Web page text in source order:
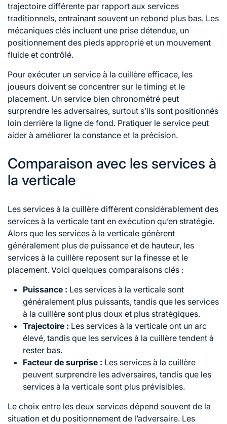
trajectoire différente par rapport aux services
traditionnels, entraînant souvent un rebond plus bas. Les
mécaniques clés incluent une prise détendue, un
positionnement des pieds approprié et un mouvement
fluide et contrôlé.
Pour exécuter un service à la cuillère efficace, les
joueurs doivent se concentrer sur le timing et le
placement. Un service bien chronométré peut
surprendre les adversaires, surtout s’ils sont positionnés
loin derrière la ligne de fond. Pratiquer le service peut
aider à améliorer la constance et la précision.
Comparaison avec les services à
la verticale
Les services à la cuillère diffèrent considérablement des
services à la verticale tant en exécution qu’en stratégie.
Alors que les services à la verticale génèrent
généralement plus de puissance et de hauteur, les
services à la cuillère reposent sur la finesse et le
placement. Voici quelques comparaisons clés :
Puissance : Les services à la verticale sont
généralement plus puissants, tandis que les services
à la cuillère sont plus doux et plus stratégiques.
Trajectoire : Les services à la verticale ont un arc
élevé, tandis que les services à la cuillère tendent à
rester bas.
Facteur de surprise : Les services à la cuillère
peuvent surprendre les adversaires, tandis que les
services à la verticale sont plus prévisibles.
Le choix entre les deux services dépend souvent de la
situation et du positionnement de l’adversaire. Les